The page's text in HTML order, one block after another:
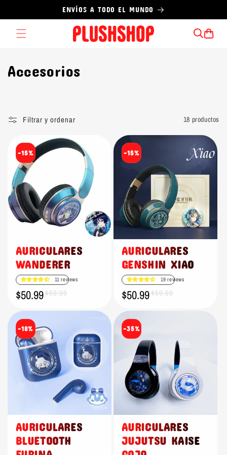
al contenido
ENVÍOS A TODO EL MUNDO
Carrito
C
c
i
ó
Accesorios
Filtrar y ordenar 18 productos
-15%
AURICULARES
WANDERER
11 reviews
Precio
de
oferta
$50.99
Precio
habitual
$59.99
-15%
AURICULARES
GENSHIN XIAO
19 reviews
Precio
de
oferta
$50.99
Precio
habitual
$59.99
-18%
AURICULARES
BLUETOOTH
-35%
AURICULARES
JUJUTSU KAISE